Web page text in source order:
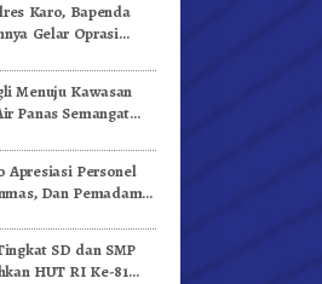
Karo, Bapenda
Gelar Oprasi
Menuju Kawasan
Panas Semangat
Apresiasi Personel
Dan Pemadam
SD dan SMP
HUT RI Ke-81